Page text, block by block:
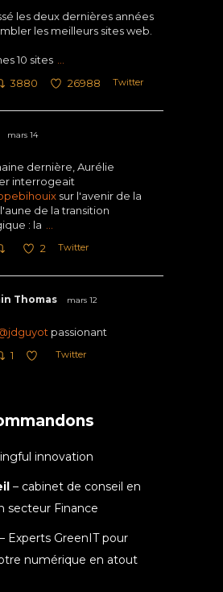
les deux dernières années
les meilleurs sites web.
10 sites
3880 26988 Twitter
mars 14
dernière, Aurélie
interrogeait
sur l'avenir de la
de la transition
: la
2 Twitter
Thomas mars 12
passionant
1 Twitter
innovation
– cabinet de conseil en
secteur Finance
– Experts GreenIT pour
numérique en atout